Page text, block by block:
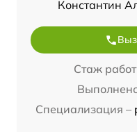
Константин
Стаж
Специализация –